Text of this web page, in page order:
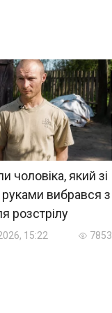
чоловіка, який зі
руками вибрався з
розстрілу
15:22 7853